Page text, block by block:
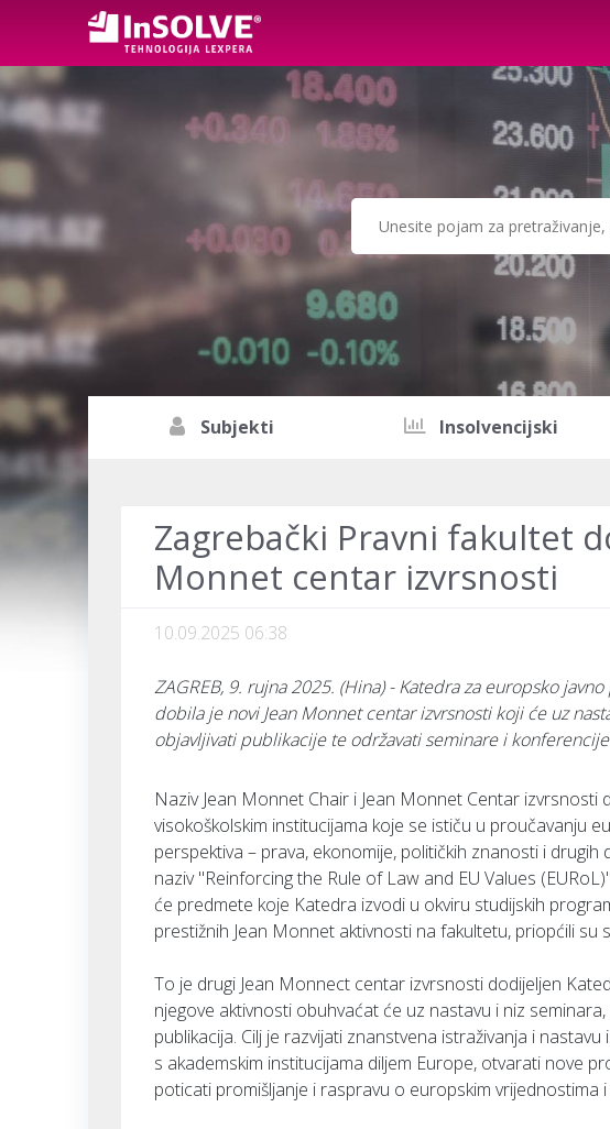
Subjekti Insolvencijski
Zagrebački Pravni fakultet
Monnet centar izvrsnosti
10.09.2025 06:38
ZAGREB, 9. rujna 2025. (Hina) - Katedra za europsko
dobila je novi Jean Monnet centar izvrsnosti koji će uz
objavljivati publikacije te održavati seminare i
Naziv Jean Monnet Chair i Jean Monnet Centar izvrsnosti
visokoškolskim institucijama koje se ističu u proučavanju
perspektiva – prava, ekonomije, političkih znanosti i
naziv "Reinforcing the Rule of Law and EU Values
će predmete koje Katedra izvodi u okviru studijskih
prestižnih Jean Monnet aktivnosti na fakultetu, priopćili su
To je drugi Jean Monnect centar izvrsnosti dodijeljen
njegove aktivnosti obuhvaćat će uz nastavu i niz
publikacija. Cilj je razvijati znanstvena istraživanja i
s akademskim institucijama diljem Europe, otvarati nove
poticati promišljanje i raspravu o europskim vrijednostima